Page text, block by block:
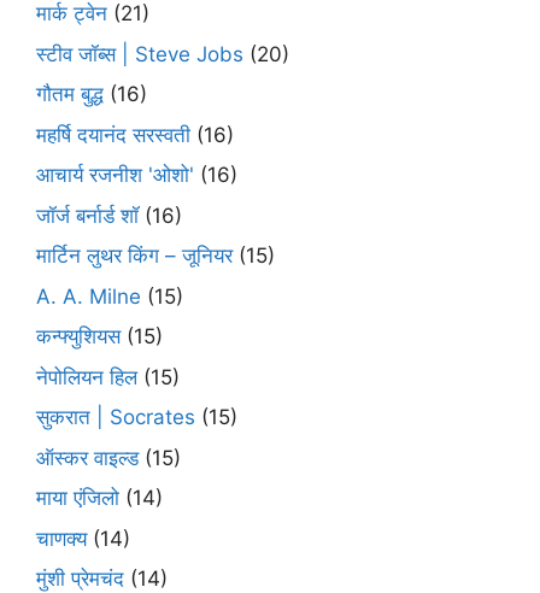
मार्क ट्वेन (21)
स्टीव जॉब्स | Steve Jobs (20)
गौतम बुद्ध (16)
महर्षि दयानंद सरस्वती (16)
आचार्य रजनीश 'ओशो' (16)
जॉर्ज बर्नार्ड शॉ(16)
मार्टिन लुथर किंग – जूनियर(15)
A. A. Milne (15)
कन्फ्युशियस(15)
नेपोलियन हिल(15)
सुकरात | Socrates (15)
ऑस्कर वाइल्ड(15)
माया एंजिलो (14)
चाणक्य(14)
मुंशी प्रेमचंद (14)